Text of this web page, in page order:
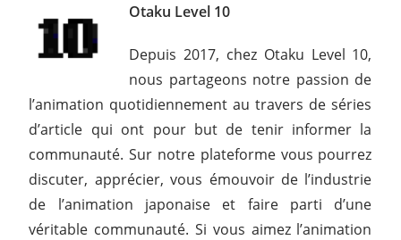
Otaku Level 10
Depuis 2017, chez Otaku Level 10,
nous partageons notre passion de
l’animation quotidiennement au travers de séries
d’article qui ont pour but de tenir informer la
communauté. Sur notre plateforme vous pourrez
discuter, apprécier, vous émouvoir de l’industrie
de l’animation japonaise et faire parti d’une
véritable communauté. Si vous aimez l’animation